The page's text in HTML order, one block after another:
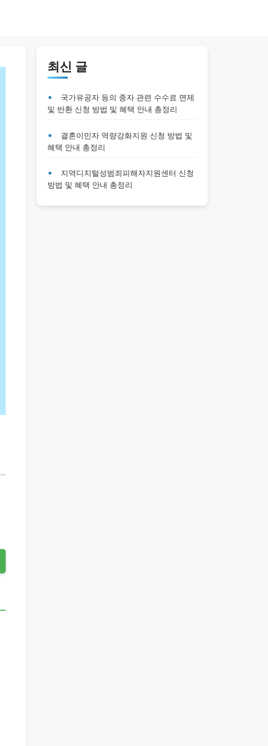
최신 글
국가유공자 등의 종자 관련 수수료 면제
및 반환 신청 방법 및 혜택 안내 총정리
결혼이민자 역량강화지원 신청 방법 및
혜택 안내 총정리
지역디지털성범죄피해자지원센터 신청
방법 및 혜택 안내 총정리